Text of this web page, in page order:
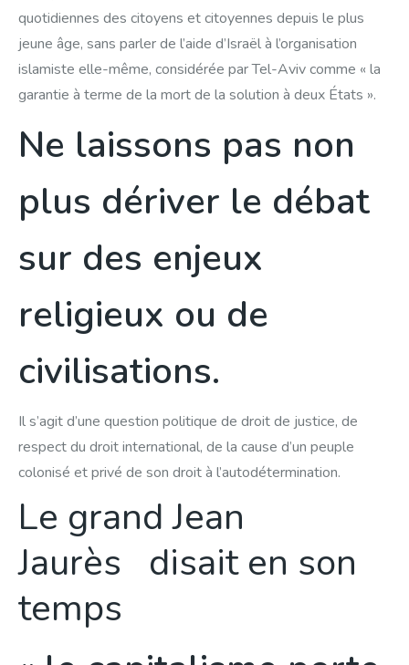
quotidiennes des citoyens et citoyennes depuis le plus
jeune âge, sans parler de l’aide d’Israël à l’organisation
islamiste elle-même, considérée par Tel-Aviv comme « la
garantie à terme de la mort de la solution à deux États ».
Ne laissons pas non
plus dériver le débat
sur des enjeux
religieux ou de
civilisations.
Il s’agit d’une question politique de droit de justice, de
respect du droit international, de la cause d’un peuple
colonisé et privé de son droit à l’autodétermination.
Le grand Jean
Jaurès disait en son
temps